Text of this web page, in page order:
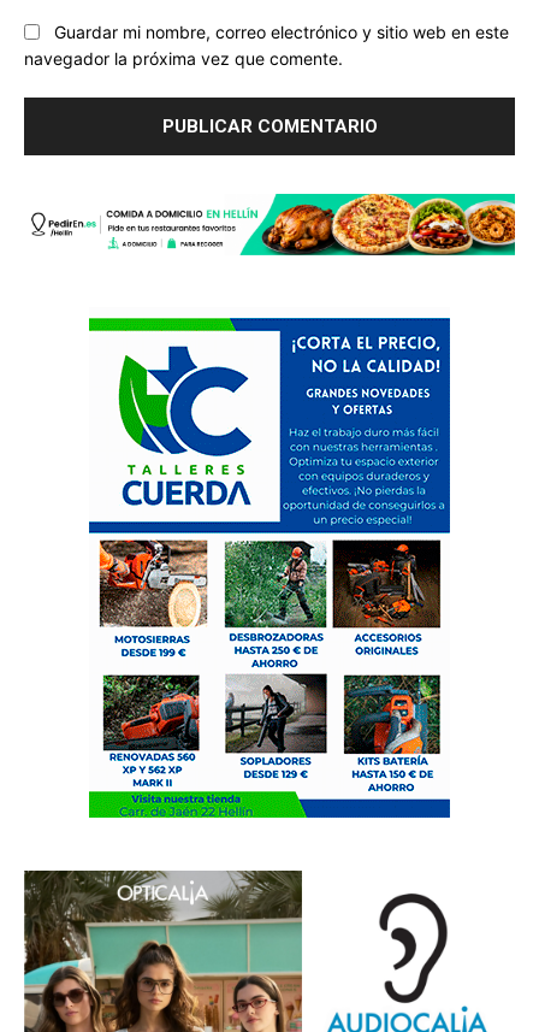
Guardar mi nombre, correo electrónico y sitio web en este
navegador la próxima vez que comente.